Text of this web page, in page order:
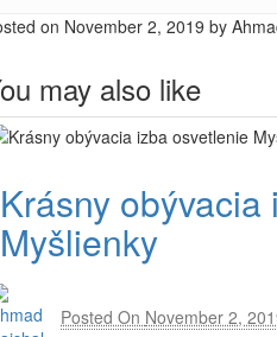
on November 2, 2019 by
may also like
Krásny
Myšlienky
Posted On November 2,